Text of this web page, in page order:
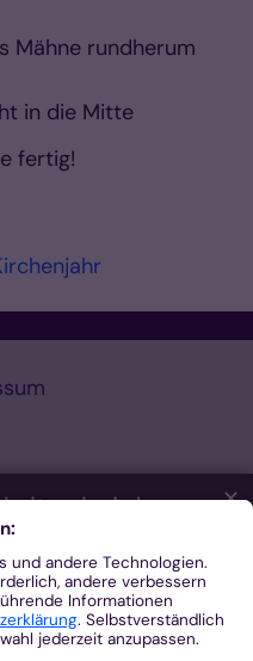
bei den
Datenschutz
Erlebnis bieten.
das Funktionieren unserer
verwenden wir
die zur Anzeige
✕
Mähne rundherum
in die Mitte
fertig!